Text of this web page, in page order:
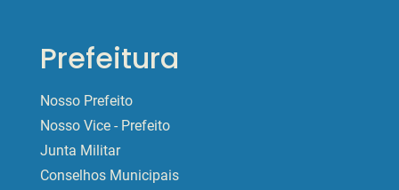
Prefeitura
Nosso Prefeito
Nosso Vice - Prefeito
Junta Militar
Conselhos Municipais